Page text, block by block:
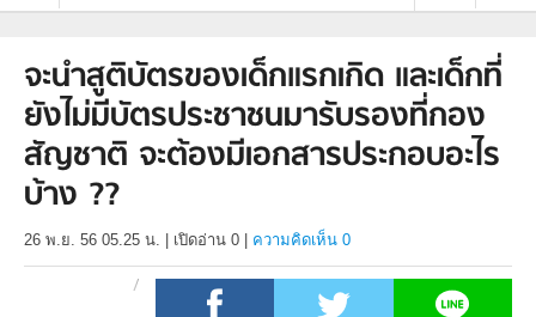
จะนำสูติบัตรของเด็กแรกเกิด และเด็กที่
ยังไม่มีบัตรประชาชนมารับรองที่กอง
สัญชาติ จะต้องมีเอกสารประกอบอะไร
บ้าง ??
26 พ.ย. 56 05.25 น. เปิดอ่าน 0 ความคิดเห็น 0